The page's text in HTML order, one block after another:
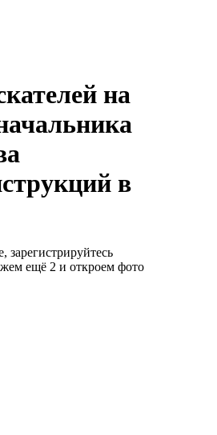
на
в
зарегистрируйтесь
ещё 2 и откроем фото